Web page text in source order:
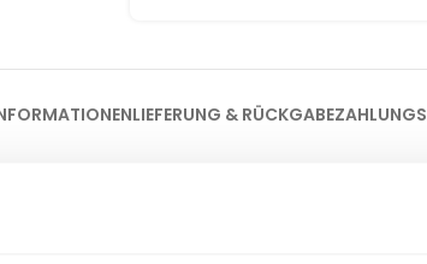
LIEFERUNG & RÜCKGABE
Eleganz für Ihr Buffet